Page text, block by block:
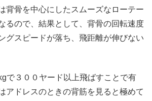
背骨を中心にしたスムーズなローテー
るので、結果として、背骨の回転速度
グスピードが落ち、飛距離が伸びない
で３００ヤード以上飛ばすことで有
アドレスのときの背筋を見ると極めて